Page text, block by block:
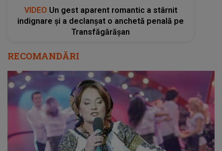
VIDEO Un gest aparent romantic a stârnit
indignare și a declanșat o anchetă penală pe
Transfăgărășan
RECOMANDĂRI